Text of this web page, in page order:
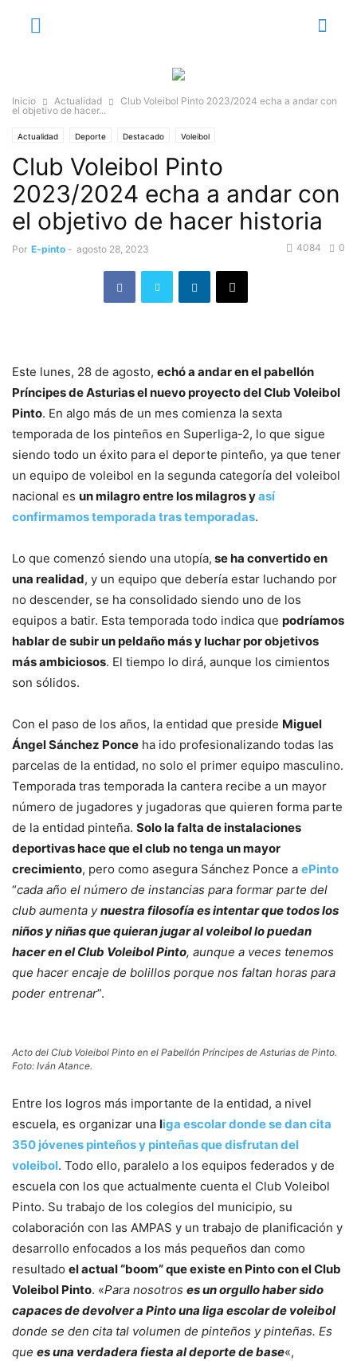
Inicio Actualidad
Club Voleibol Pinto 2023/2024 echa a andar con
el objetivo de hacer...
Actualidad Deporte Destacado Voleibol
Club Voleibol Pinto
2023/2024 echa a andar con
el objetivo de hacer historia
Por E-pinto - agosto 28, 2023 0
4084
Este lunes, 28 de agosto, echó a andar en el pabellón
Príncipes de Asturias el nuevo proyecto del Club Voleibol
Pinto. En algo más de un mes comienza la sexta
temporada de los pinteños en Superliga-2, lo que sigue
siendo todo un éxito para el deporte pinteño, ya que tener
un equipo de voleibol en la segunda categoría del voleibol
nacional es un milagro entre los milagros yasí
confirmamos temporada tras temporadas.
Lo que comenzó siendo una utopía, se ha convertido en
una realidad, y un equipo que debería estar luchando por
no descender, se ha consolidado siendo uno de los
equipos a batir. Esta temporada todo indica que podríamos
hablar de subir un peldaño más y luchar por objetivos
más ambiciosos. El tiempo lo dirá, aunque los cimientos
son sólidos.
Con el paso de los años, la entidad que preside Miguel
Ángel Sánchez Ponce ha ido profesionalizando todas las
parcelas de la entidad, no solo el primer equipo masculino.
Temporada tras temporada la cantera recibe a un mayor
número de jugadores y jugadoras que quieren forma parte
de la entidad pinteña. Solo la falta de instalaciones
deportivas hace que el club no tenga un mayor
crecimiento, pero como asegura Sánchez Ponce a ePinto
“cada año el número de instancias para formar parte del
club aumenta ynuestra filosofía es intentar que todos los
niños y niñas que quieran jugar al voleibol lo puedan
hacer en el Club Voleibol Pinto, aunque a veces tenemos
que hacer encaje de bolillos porque nos faltan horas para
poder entrenar”.
Acto del Club Voleibol Pinto en el Pabellón Príncipes de Asturias de Pinto.
Foto: Iván Atance.
Entre los logros más importante de la entidad, a nivel
escuela, es organizar una liga escolar donde se dan cita
350 jóvenes pinteños y pinteñas que disfrutan del
voleibol. Todo ello, paralelo a los equipos federados y de
escuela con los que actualmente cuenta el Club Voleibol
Pinto. Su trabajo de los colegios del municipio, su
colaboración con las AMPAS y un trabajo de planificación y
desarrollo enfocados a los más pequeños dan como
resultado el actual “boom” que existe en Pinto con el Club
Voleibol Pinto. «Para nosotros es un orgullo haber sido
capaces de devolver a Pinto una liga escolar de voleibol
donde se den cita tal volumen de pinteños y pinteñas. Es
que es una verdadera fiesta al deporte de base«,